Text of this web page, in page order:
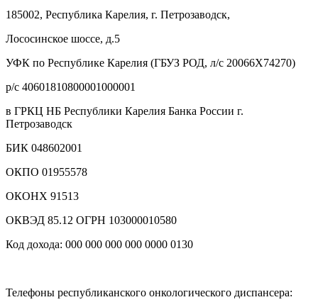
185002, Республика Карелия, г. Петрозаводск,
Лососинское шоссе, д.5
УФК по Республике Карелия (ГБУЗ РОД, л/с 20066Х74270)
р/с 40601810800001000001
в ГРКЦ НБ Республики Карелия Банка России г.
Петрозаводск
БИК 048602001
ОКПО 01955578
ОКОНХ 91513
ОКВЭД 85.12 ОГРН 103000010580
Код дохода: 000 000 000 000 0000 0130
Телефоны республиканского онкологического диспансера: